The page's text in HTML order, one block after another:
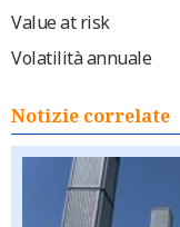
Value at risk
Volatilità annuale
Notizie correlate